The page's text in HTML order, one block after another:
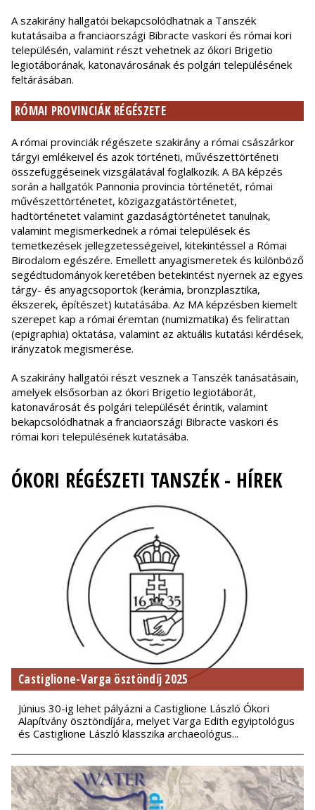
A szakirány hallgatói bekapcsolódhatnak a Tanszék
kutatásaiba a franciaországi Bibracte vaskori és római kori
településén, valamint részt vehetnek az ókori Brigetio
legiotáborának, katonavárosának és polgári településének
feltárásában.
RÓMAI PROVINCIÁK RÉGÉSZETE
A római provinciák régészete szakirány a római császárkor
tárgyi emlékeivel és azok történeti, művészettörténeti
összefüggéseinek vizsgálatával foglalkozik. A BA képzés
során a hallgatók Pannonia provincia történetét, római
művészettörténetet, közigazgatástörténetet,
hadtörténetet valamint gazdaságtörténetet tanulnak,
valamint megismerkednek a római települések és
temetkezések jellegzetességeivel, kitekintéssel a Római
Birodalom egészére. Emellett anyagismeretek és különböző
segédtudományok keretében betekintést nyernek az egyes
tárgy- és anyagcsoportok (kerámia, bronzplasztika,
ékszerek, építészet) kutatásába. Az MA képzésben kiemelt
szerepet kap a római éremtan (numizmatika) és felirattan
(epigraphia) oktatása, valamint az aktuális kutatási kérdések,
irányzatok megismerése.
A szakirány hallgatói részt vesznek a Tanszék tanásatásain,
amelyek elsősorban az ókori Brigetio legiotáborát,
katonavárosát és polgári települését érintik, valamint
bekapcsolódhatnak a franciaországi Bibracte vaskori és
római kori településének kutatásába.
ÓKORI RÉGÉSZETI TANSZÉK - HÍREK
Castiglione-Varga ösztöndíj 2025
Június 30-ig lehet pályázni a Castiglione László Ókori
Alapítvány ösztöndíjára, melyet Varga Edith egyiptológus
és Castiglione László klasszika archaeológus...